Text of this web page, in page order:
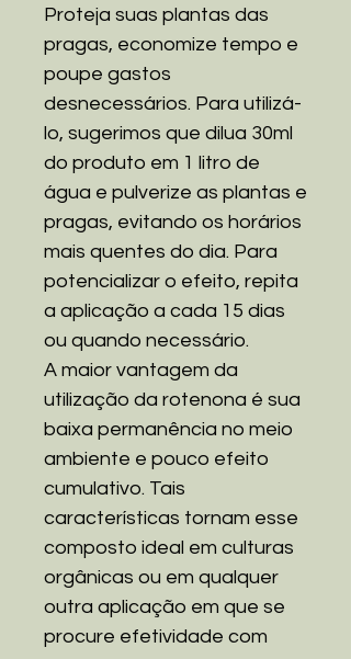
Proteja suas plantas das
pragas, economize tempo e
poupe gastos
desnecessários. Para utilizá-
lo, sugerimos que dilua 30ml
do produto em 1 litro de
água e pulverize as plantas e
pragas, evitando os horários
mais quentes do dia. Para
potencializar o efeito, repita
a aplicação a cada 15 dias
ou quando necessário.
A maior vantagem da
utilização da rotenona é sua
baixa permanência no meio
ambiente e pouco efeito
cumulativo. Tais
características tornam esse
composto ideal em culturas
orgânicas ou em qualquer
outra aplicação em que se
procure efetividade com